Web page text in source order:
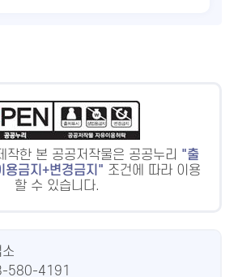
작한 본 공공저작물은 공공누리
출
금지+변경금지
조건에 따라 이용
할 수 있습니다.
580-4191